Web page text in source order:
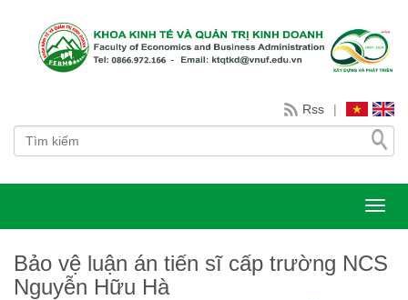
Rss |
Bảo vệ luận án tiến sĩ cấp trường NCS
Nguyễn Hữu Hà